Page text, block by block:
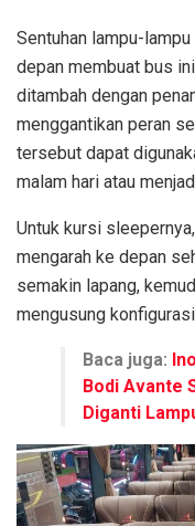
Sentuhan lampu-
depan membuat bus
ditambah dengan
menggantikan peran
tersebut dapat
malam hari atau
Untuk kursi
mengarah ke depan
semakin lapang,
mengusung
Baca juga:
Bodi Avante
Diganti